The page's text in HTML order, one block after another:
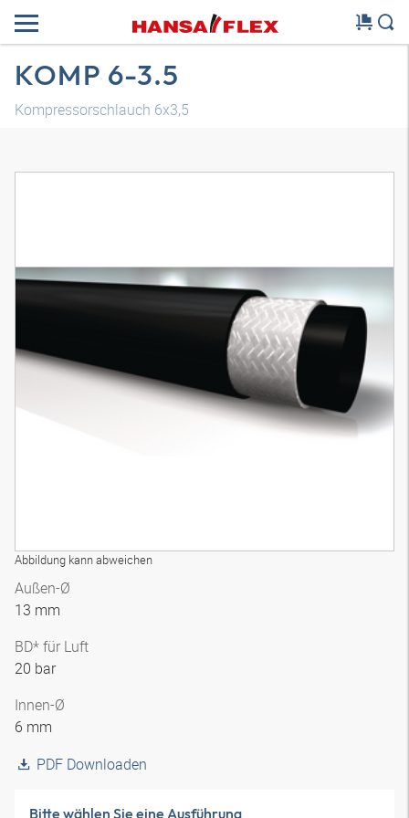
KOMP 6-3.5
Kompressorschlauch 6x3,5
Abbildung kann abweichen
Außen-Ø
13 mm
BD* für Luft
20 bar
Innen-Ø
6 mm
PDF Downloaden
Bitte wählen Sie eine Ausführung